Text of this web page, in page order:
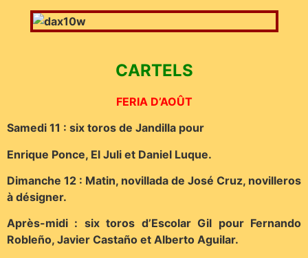
CARTELS
FERIA D’AOÛT
Samedi 11 : six toros de Jandilla pour
Enrique Ponce, El Juli et Daniel Luque.
Dimanche 12 : Matin, novillada de José Cruz, novilleros
à désigner.
Après-midi : six toros d’Escolar Gil pour Fernando
Robleño, Javier Castaño et Alberto Aguilar.